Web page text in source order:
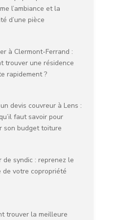
l’ambiance et la
d’une pièce
à Clermont-Ferrand :
trouver une résidence
rapidement ?
devis couvreur à Lens :
faut savoir pour
son budget toiture
de syndic : reprenez le
de votre copropriété
trouver la meilleure